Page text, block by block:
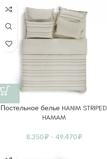
Постельное белье HANIM STRIPED
HAMAM
8.350₽ – 49.470₽